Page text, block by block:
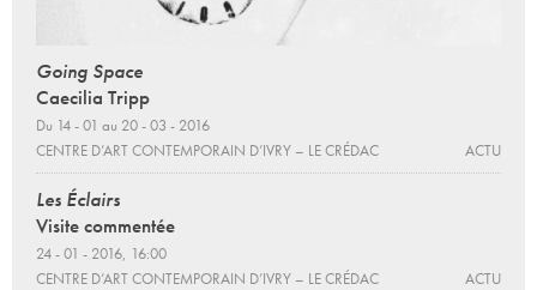
Going Space
Caecilia Tripp
Du 14 - 01 au 20 - 03 - 2016
CENTRE D’ART CONTEMPORAIN D’IVRY – LE CRÉDAC
ACTU
Les Éclairs
Visite commentée
24 - 01 - 2016, 16:00
CENTRE D’ART CONTEMPORAIN D’IVRY – LE CRÉDAC
ACTU